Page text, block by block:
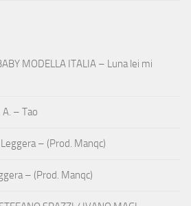
MODELLA ITALIA – Luna lei mi
A. – Tao
– (Prod. Manqc)
– (Prod. Manqc)